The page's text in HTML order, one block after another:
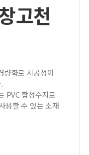
고천
량화로 시공성이
PVC 합성수지로
용할 수 있는 소재